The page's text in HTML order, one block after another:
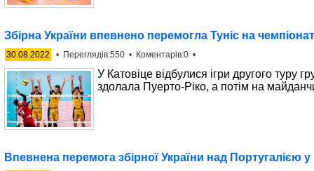
Збірна України впевнено перемогла Туніс на
30.08.2022 • Переглядів:550 • Коментарів:0 •
У Катовіце відбулися ігри другого туру
здолала Пуерто-Ріко, а потім на
Впевнена перемога збірної України над Португалією у